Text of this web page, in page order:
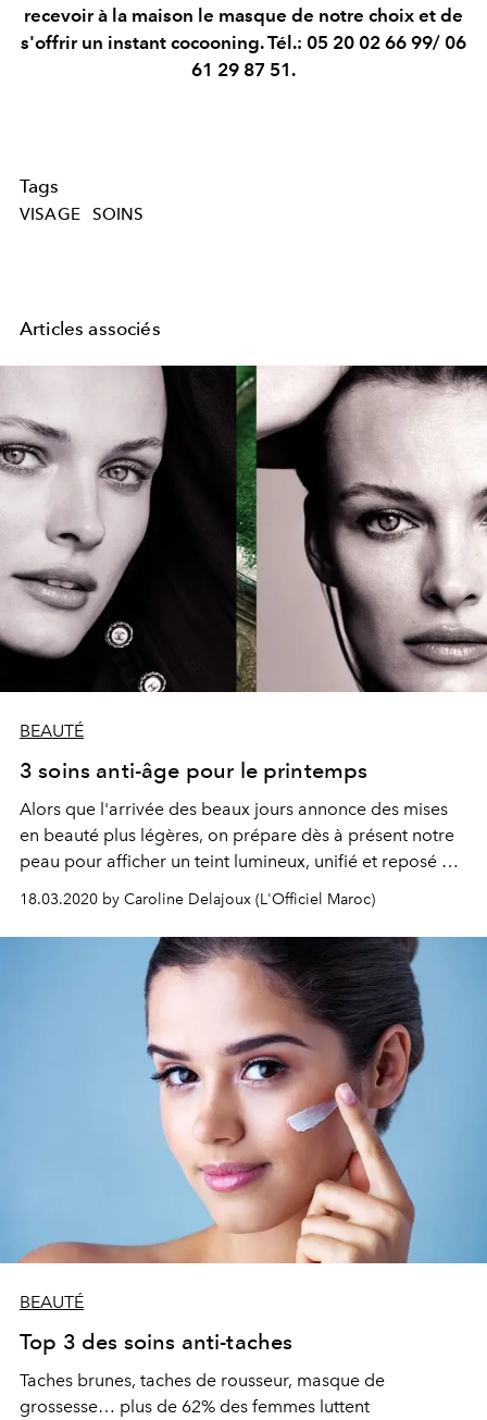
recevoir à la maison le masque de notre choix et de
s'offrir un instant cocooning. Tél.: 05 20 02 66 99/ 06
61 29 87 51.
Tags
VISAGE SOINS
Articles associés
BEAUTÉ
3 soins anti-âge pour le printemps
Alors que l'arrivée des beaux jours annonce des mises
en beauté plus légères, on prépare dès à présent notre
peau pour afficher un teint lumineux, unifié et reposé à
l'aide de soins anti-âge allient naturalité, performance et
sensorialité. Nos 3 coups de cour du moment.
18.03.2020 by Caroline Delajoux (L'Officiel Maroc)
BEAUTÉ
Top 3 des soins anti-taches
Taches brunes, taches de rousseur, masque de
grossesse… plus de 62% des femmes luttent